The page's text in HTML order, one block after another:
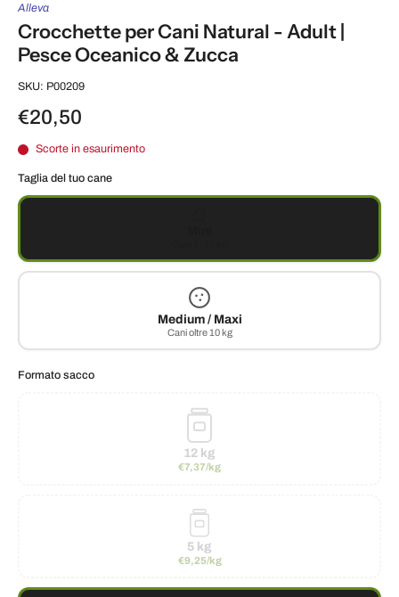
Alleva
Crocchette per Cani Natural - Adult |
Pesce Oceanico & Zucca
SKU: P00209
€20,50
Scorte in esaurimento
Taglia del tuo cane
Medium / Maxi
Cani oltre 10 kg
Formato sacco
12 kg
€7,37/kg
5 kg
€9,25/kg